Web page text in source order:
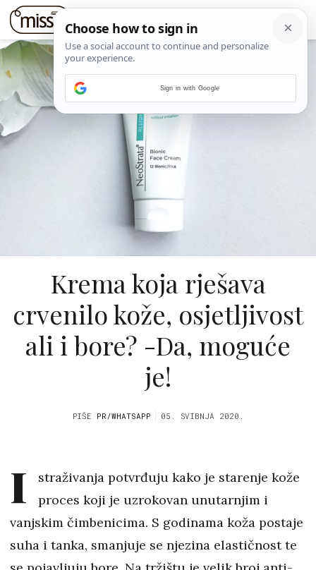
Krema koja rješava
crvenilo kože, osjetljivost
ali i bore? -Da, moguće
je!
PIŠE PR/WHATSAPP 05. SVIBNJA 2020.
I
straživanja potvrđuju kako je starenje kože
proces koji je uzrokovan unutarnjim i
vanjskim čimbenicima. S godinama koža postaje
suha i tanka, smanjuje se njezina elastičnost te
Sign in with Google